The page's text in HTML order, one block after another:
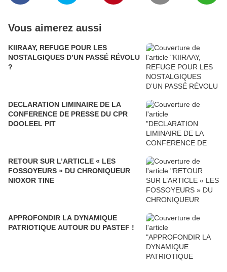
Vous aimerez aussi
KIIRAAY, REFUGE POUR LES
NOSTALGIQUES D’UN PASSÉ RÉVOLU
?
DECLARATION LIMINAIRE DE LA
CONFERENCE DE PRESSE DU CPR
DOOLEEL PIT
RETOUR SUR L’ARTICLE « LES
FOSSOYEURS » DU CHRONIQUEUR
NIOXOR TINE
APPROFONDIR LA DYNAMIQUE
PATRIOTIQUE AUTOUR DU PASTEF !